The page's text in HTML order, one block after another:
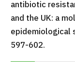
antibiotic
and the UK: a
epidemiological
597-602.